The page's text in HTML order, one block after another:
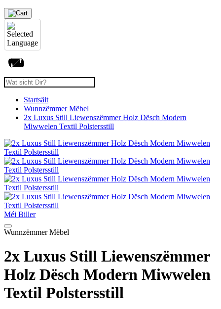
Startsäit
Wunnzëmmer Mëbel
2x Luxus Still Liewenszëmmer Holz Dësch Modern
Miwwelen Textil Polstersstill
Méi Biller
Wunnzëmmer Mëbel
2x Luxus Still Liewenszëmmer
Holz Dësch Modern Miwwelen
Textil Polstersstill